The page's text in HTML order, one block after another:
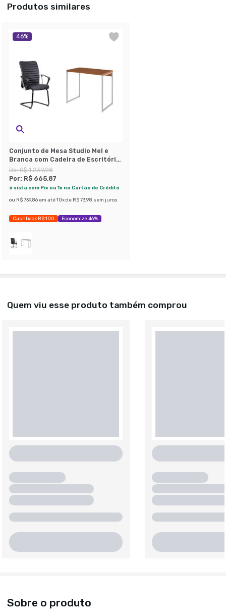
Produtos similares
46%
Conjunto de Mesa Studio Mel e
Branca com Cadeira de Escritório
Interlocutor Fixa Oslo Preta
De:R$ 1.239,98
Por: R$ 665,87
à vista com Pix ou 1x no Cartão de Crédito
ou R$ 739,86 em até 10x de R$ 73,98 sem juros
Cashback R$ 100 Economize 46%
Quem viu esse produto também comprou
Sobre o produto